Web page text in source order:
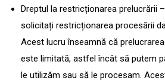
Dreptul la restricționarea prelucrării
solicitați restricționarea procesării
Acest lucru înseamnă că
este limitată, astfel încât să putem
le utilizăm sau să le procesam.